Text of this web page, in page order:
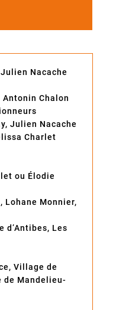
Nacache
Antonin Chalon
Julien Nacache
Charlet
ou Élodie
Lohane Monnier,
d’Antibes, Les
Village de
de Mandelieu-